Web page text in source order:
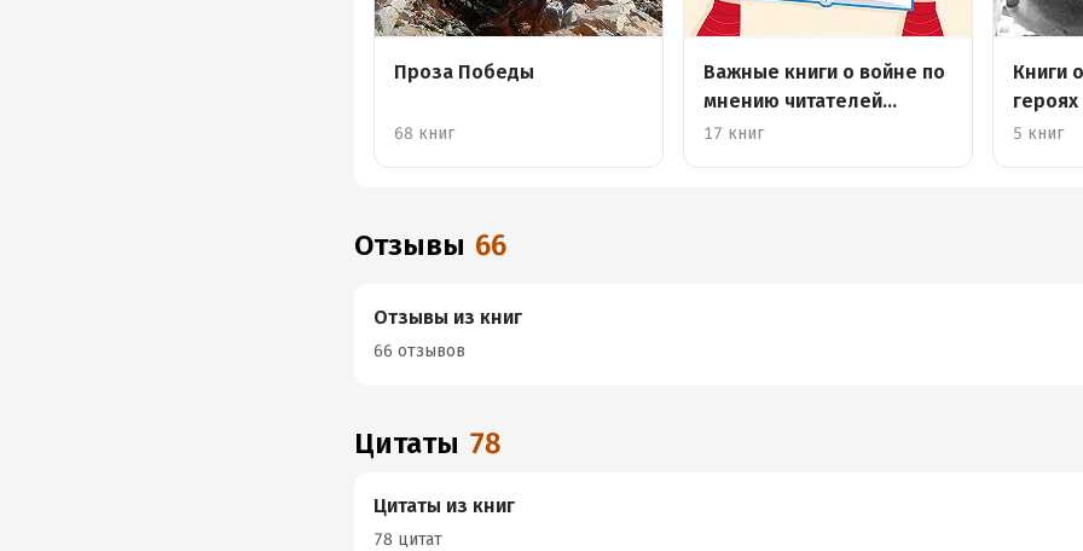
Проза Победы
68 книг
Важные книги о войне по
мнению читателей
MyBook
17 книг
Книги
героях
5 книг
Отзывы 66
Отзывы из книг
66 отзывов
Цитаты 78
Цитаты из книг
78 цитат